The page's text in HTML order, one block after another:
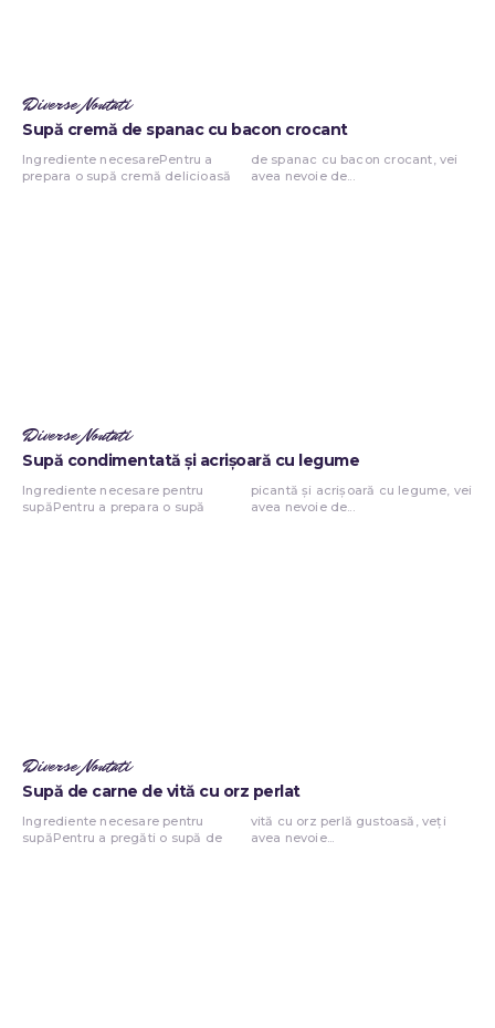
Diverse Noutati
Supă cremă de spanac cu bacon crocant
Ingrediente necesarePentru a
prepara o supă cremă delicioasă
de spanac cu bacon crocant, vei
avea nevoie de...
Diverse Noutati
Supă condimentată și acrișoară cu legume
Ingrediente necesare pentru
supăPentru a prepara o supă
picantă și acrișoară cu legume, vei
avea nevoie de...
Diverse Noutati
Supă de carne de vită cu orz perlat
Ingrediente necesare pentru
supăPentru a pregăti o supă de
vită cu orz perlă gustoasă, veți
avea nevoie...